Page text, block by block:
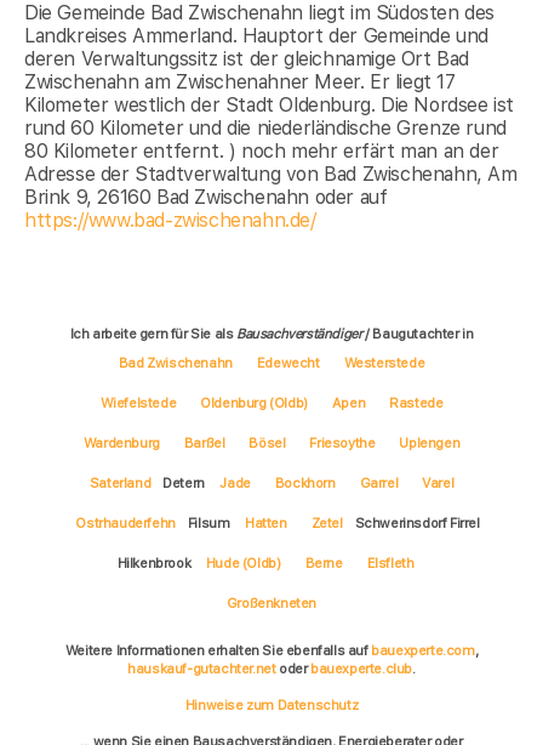
Die Gemeinde Bad Zwischenahn liegt im Südosten des
Landkreises Ammerland. Hauptort der Gemeinde und
deren Verwaltungssitz ist der gleichnamige Ort Bad
Zwischenahn am Zwischenahner Meer. Er liegt 17
Kilometer westlich der Stadt Oldenburg. Die Nordsee ist
rund 60 Kilometer und die niederländische Grenze rund
80 Kilometer entfernt. ) noch mehr erfärt man an der
Adresse der Stadtverwaltung von Bad Zwischenahn, Am
Brink 9, 26160 Bad Zwischenahn oder auf
https://www.bad-zwischenahn.de/
Ich arbeite gern für Sie als Bausachverständiger/ Baugutachter in
Bad Zwischenahn
Edewecht Westerstede
Wiefelstede Oldenburg (Oldb) Apen Rastede
Wardenburg Barßel Bösel Friesoythe Uplengen
Saterland Detern Jade Bockhorn Garrel Varel
Ostrhauderfehn Filsum Hatten Zetel Schwerinsdorf Firrel
Hilkenbrook Hude (Oldb) Berne Elsfleth
Großenkneten
Weitere Informationen erhalten Sie ebenfalls auf bauexperte.com,
hauskauf-gutachter.netoderbauexperte.club.
Hinweise zum Datenschutz
... wenn Sie einen Bausachverständigen, Energieberater oder